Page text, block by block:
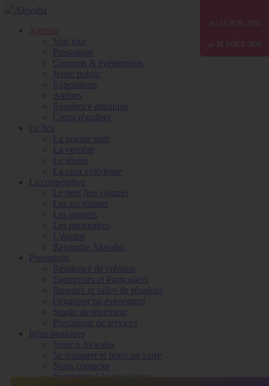
Agenda
Voir tout
Prestations
Concerts & événements
Jeune public
Expositions
Ateliers
Résidence artistique
Cours réguliers
Le lieu
La grande salle
La verrière
Le studio
La cour extérieure
La coopérative
Le tiers lieu culturel
Les sociétaires
Les usagers
Les partenaires
L'équipe
Rejoindre Akwaba
Prestations
Résidence de création
Entreprises et Particuliers
Bureaux et salles de réunions
Organiser un évènement
Studio de répétition
Prestations de services
Infos pratiques
Venir à Akwaba
Se restaurer et boire un verre
Nous contacter
Inscription à la newsletter
Du 01 JANV 2025
au 31 DÉC 2026
Du 30 JUIN 2026
au 31 DÉC 2026
Du 24 JUIL 2026
au 07 AOÛT 2026
Du 24 JUIL 2026
au 28 AOÛT 2026